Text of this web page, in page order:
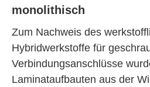
monolithisch
Zum Nachweis des
Hybridwerkstoffe für
Verbindungsanschlüsse
Laminataufbauten aus der